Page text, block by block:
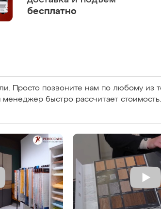
бесплатно
Просто позвоните нам по любому из
менеджер быстро рассчитает стоимость.